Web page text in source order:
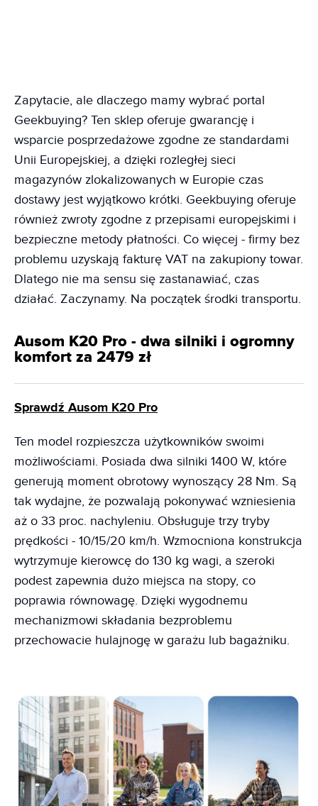
Zapytacie, ale dlaczego mamy wybrać portal
Geekbuying? Ten sklep oferuje gwarancję i
wsparcie posprzedażowe zgodne ze standardami
Unii Europejskiej, a dzięki rozległej sieci
magazynów zlokalizowanych w Europie czas
dostawy jest wyjątkowo krótki. Geekbuying oferuje
również zwroty zgodne z przepisami europejskimi i
bezpieczne metody płatności. Co więcej - firmy bez
problemu uzyskają fakturę VAT na zakupiony towar.
Dlatego nie ma sensu się zastanawiać, czas
działać. Zaczynamy. Na początek środki transportu.
Ausom K20 Pro - dwa silniki i ogromny
komfort za 2479 zł
Sprawdź Ausom K20 Pro
Ten model rozpieszcza użytkowników swoimi
możliwościami. Posiada dwa silniki 1400 W, które
generują moment obrotowy wynoszący 28 Nm. Są
tak wydajne, że pozwalają pokonywać wzniesienia
aż o 33 proc. nachyleniu. Obsługuje trzy tryby
prędkości - 10/15/20 km/h. Wzmocniona konstrukcja
wytrzymuje kierowcę do 130 kg wagi, a szeroki
podest zapewnia dużo miejsca na stopy, co
poprawia równowagę. Dzięki wygodnemu
mechanizmowi składania bezproblemu
przechowacie hulajnogę w garażu lub bagażniku.